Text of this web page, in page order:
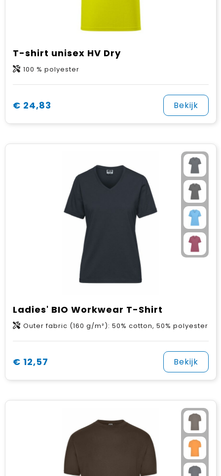
T-shirt unisex HV Dry
100 % polyester
€ 24,83 Bekijk
Ladies' BIO Workwear T-Shirt
Outer fabric (160 g/m²): 50% cotton, 50% polyester
€ 12,57 Bekijk